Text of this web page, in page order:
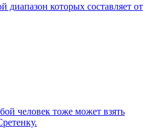
диапазон которых составляет от
человек тоже может взять